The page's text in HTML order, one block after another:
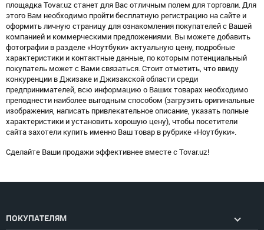
площадка Tovar.uz станет для Вас отличным полем для торговли. Для
этого Вам необходимо пройти бесплатную регистрацию на сайте и
оформить личную страницу для ознакомления покупателей с Вашей
компанией и коммерческими предложениями. Вы можете добавить
фотографии в разделе «Ноутбуки» актуальную цену, подробные
характеристики и контактные данные, по которым потенциальный
покупатель может с Вами связаться. Стоит отметить, что ввиду
конкуренции в Джизаке и Джизакской области среди
предпринимателей, всю информацию о Ваших товарах необходимо
преподнести наиболее выгодным способом (загрузить оригинальные
изображения, написать привлекательное описание, указать полные
характеристики и установить хорошую цену), чтобы посетители
сайта захотели купить именно Ваш товар в рубрике «Ноутбуки».
Сделайте Ваши продажи эффективнее вместе с Tovar.uz!
ПОКУПАТЕЛЯМ